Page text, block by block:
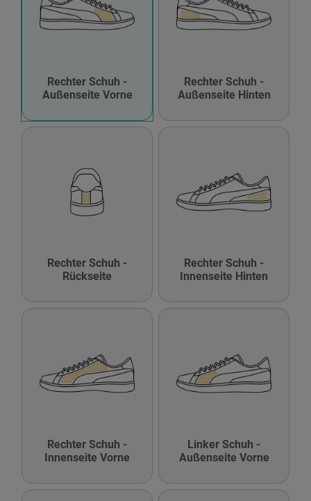
Rechter Schuh -
Außenseite Vorne
Rechter Schuh -
Außenseite Hinten
Rechter Schuh -
Rückseite
Rechter Schuh -
Innenseite Hinten
Rechter Schuh -
Innenseite Vorne
Linker Schuh -
Außenseite Vorne